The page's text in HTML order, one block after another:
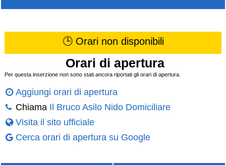
🕒 Orari non disponibili
Orari di apertura
Per questa inserzione non sono stati ancora riportati gli orari di apertura.
Aggiungi orari di apertura
Chiama Il Bruco Asilo Nido Domiciliare
Visita il sito ufficiale
Cerca orari di apertura su Google